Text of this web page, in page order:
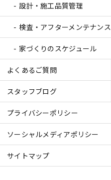
設計・施工品質管理
検査・アフターメンテナンス
家づくりのスケジュール
よくあるご質問
スタッフブログ
プライバシーポリシー
ソーシャルメディアポリシー
サイトマップ